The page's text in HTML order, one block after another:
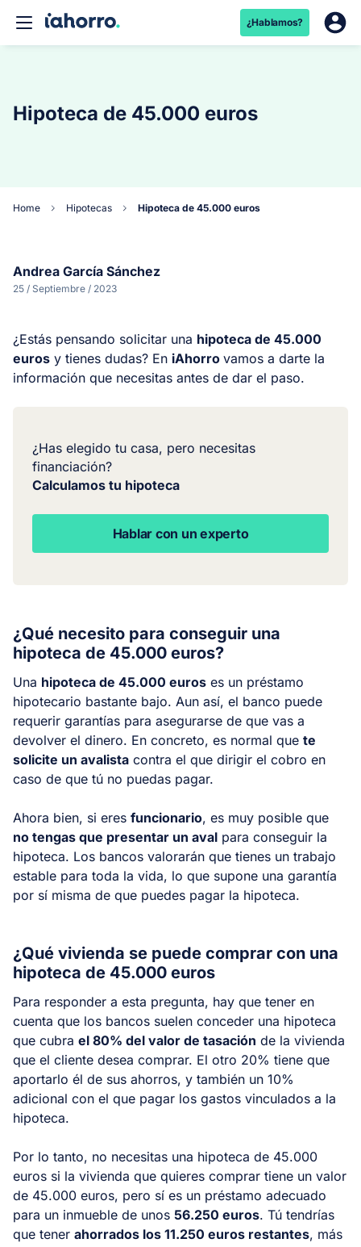
¿Hablamos?
Hipoteca de 45.000 euros
Home Hipotecas Hipoteca de 45.000 euros
Andrea García Sánchez
25 / Septiembre / 2023
¿Estás pensando solicitar una hipoteca de 45.000
euros y tienes dudas? En iAhorro vamos a darte la
información que necesitas antes de dar el paso.
¿Has elegido tu casa, pero necesitas
financiación?
Calculamos tu hipoteca
Hablar con un experto
¿Qué necesito para conseguir una
hipoteca de 45.000 euros?
Una hipoteca de 45.000 euros es un préstamo
hipotecario bastante bajo. Aun así, el banco puede
requerir garantías para asegurarse de que vas a
devolver el dinero. En concreto, es normal que te
solicite un avalista contra el que dirigir el cobro en
caso de que tú no puedas pagar.
Ahora bien, si eres funcionario, es muy posible que
no tengas que presentar un aval para conseguir la
hipoteca. Los bancos valorarán que tienes un trabajo
estable para toda la vida, lo que supone una garantía
por sí misma de que puedes pagar la hipoteca.
¿Qué vivienda se puede comprar con una
hipoteca de 45.000 euros
Para responder a esta pregunta, hay que tener en
cuenta que los bancos suelen conceder una hipoteca
que cubra el 80% del valor de tasación de la vivienda
que el cliente desea comprar. El otro 20% tiene que
aportarlo él de sus ahorros, y también un 10%
adicional con el que pagar los gastos vinculados a la
hipoteca.
Por lo tanto, no necesitas una hipoteca de 45.000
euros si la vivienda que quieres comprar tiene un valor
de 45.000 euros, pero sí es un préstamo adecuado
para un inmueble de unos 56.250 euros. Tú tendrías
que tener ahorrados los 11.250 euros restantes, más